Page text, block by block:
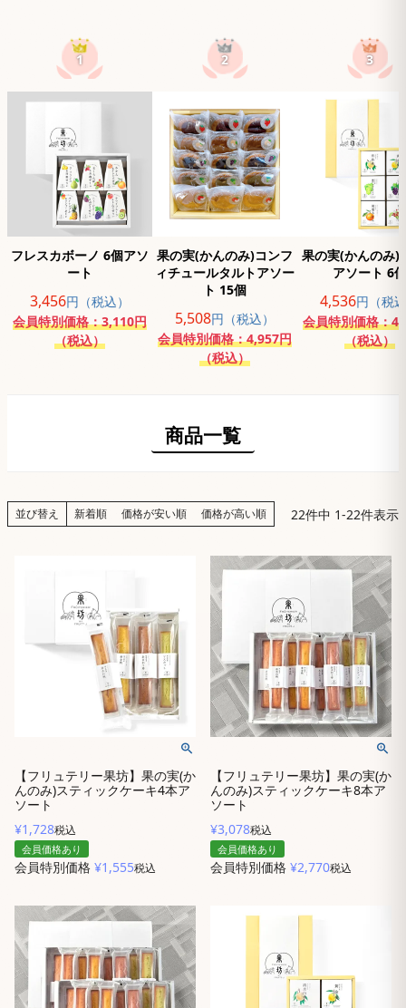
1
フレスカボーノ 6個アソ
ート
3,456円（税込）
会員特別価格：3,110円
（税込）
2
果の実(かんのみ)コンフ
ィチュールタルトアソー
ト 15個
5,508円（税込）
会員特別価格：4,957円
（税込）
3
果の実(かんのみ)
アソート 6個
4,536円（税
会員特別価格：
（税込）
商品一覧
並び替え 新着順 価格が安い順 価格が高い順 22件中 1-22件表示
【フリュテリー果坊】果の実(か
んのみ)スティックケーキ4本ア
ソート
¥1,728税込
会員価格あり
会員特別価格 ¥1,555税込
【フリュテリー果坊】果の実(か
んのみ)スティックケーキ8本ア
ソート
¥3,078税込
会員価格あり
会員特別価格 ¥2,770税込